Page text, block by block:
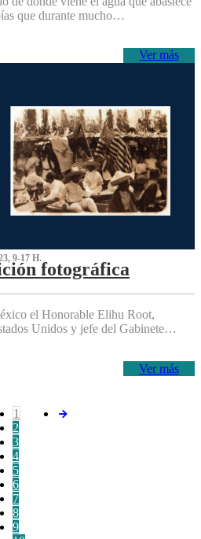
que durante mucho…
Ver más
9-17 H.
fotográfica
el Honorable Elihu Root,
Unidos y jefe del Gabinete…
Ver más
1
2
3
4
5
6
7
8
9